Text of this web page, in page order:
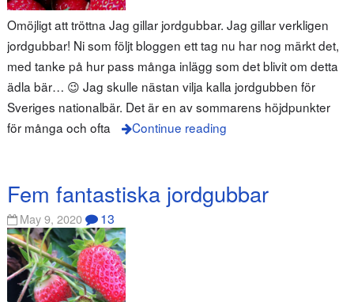
Omöjligt att tröttna Jag gillar jordgubbar. Jag gillar verkligen
jordgubbar! Ni som följt bloggen ett tag nu har nog märkt det,
med tanke på hur pass många inlägg som det blivit om detta
ädla bär… 😉 Jag skulle nästan vilja kalla jordgubben för
Sveriges nationalbär. Det är en av sommarens höjdpunkter
för många och ofta
Continue reading
Fem fantastiska jordgubbar
May 9, 2020 13